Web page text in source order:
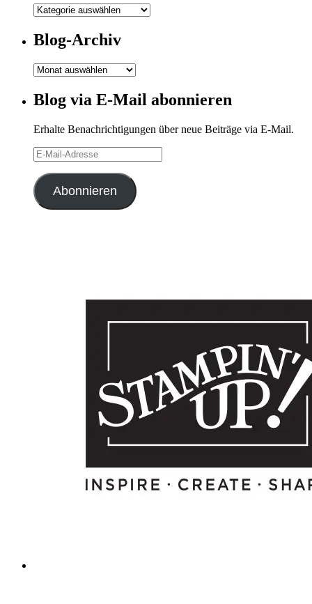
Meine
Blog-Archiv
Blog-
Blog via E-Mail abonnieren
Erhalte Benachrichtigungen über neue Beiträge via E-Mail.
E-
Mail-
Adresse
Abonnieren